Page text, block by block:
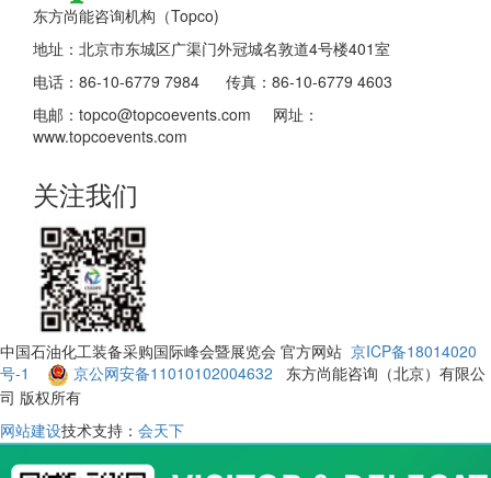
东方尚能咨询机构（Topco)
地址：北京市东城区广渠门外冠城名敦道4号楼401室
电话：86-10-6779 7984 传真：86-10-6779 4603
电邮：topco@topcoevents.com 网址：
www.topcoevents.com
关注我们
中国石油化工装备采购国际峰会暨展览会 官方网站 京ICP备18014020
号-1
京公网安备11010102004632 东方尚能咨询（北京）有限公
司 版权所有
网站建设技术支持： 会天下